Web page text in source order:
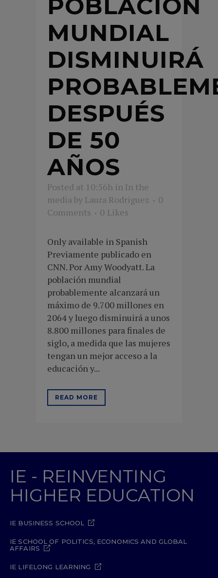
POBLACIÓN
MUNDIAL
DISMINUIRÁ
DESPUÉS
DE 50
AÑOS
Posted at 10:56h in In the
media by Laura Rodriguez
0
Comments
0 Likes
Only available in Spanish
Previamente publicado en
CNN. Por Amy Woodyatt. La
población mundial
probablemente alcanzará un
máximo de 9.700 millones en
2064 y luego disminuirá a unos
8.800 millones para finales de
siglo, a medida que las mujeres
tengan un mejor acceso a la
educación y...
READ MORE
IE - REINVENTING
HIGHER EDUCATION
IE BUSINESS SCHOOL
IE SCHOOL OF POLITICS, ECONOMICS AND GLOBAL
AFFAIRS
IE LIFELONG LEARNING